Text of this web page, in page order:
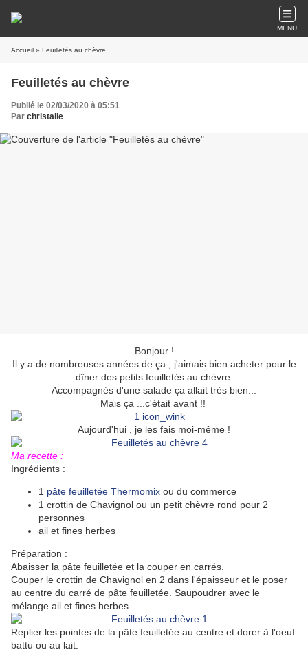
MENU
Accueil » Feuilletés au chèvre
Feuilletés au chèvre
Publié le 02/03/2020 à 05:51
Par christalie
Bonjour !
Il y a de nombreuses années de ça , j'aimais bien acheter pour le
dîner des petits feuilletés au chèvre.
Accompagnés d'une salade ça allait très bien...
Mais ça ...c'était avant !!
Aujourd'hui , je les fais moi-même !
Ma recette :
Ingrédients :
1 pâte feuilletée Thermomix ou du commerce
1 crottin de Chavignol ou un petit chèvre rond pour 2
personnes
ail et fines herbes
Préparation :
Abaisser la pâte feuilletée et la couper en carrés.
Couper le crottin de Chavignol en 2 dans l'épaisseur et le poser
au centre du carré de pâte feuilletée. Saupoudrer avec le
mélange ail et fines herbes.
Replier les pointes de la pâte feuilletée au centre et dorer à l'oeuf
battu ou au lait.